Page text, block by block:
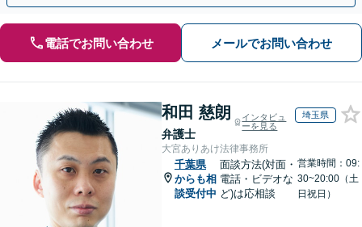
電話でお問い合わせ メールでお問い合わせ
和田 慈朗
弁護士
インタビュ
ーを見る
埼玉県
大宮ありあけ法律事務所
千葉県
からも相
談受付中
面談方法(対面・
電話・ビデオな
ど)は応相談
営業時間：09:
30~20:00（土
日祝日）